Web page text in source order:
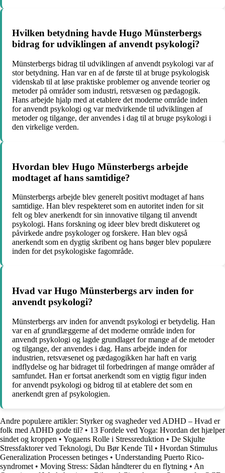
Hvilken betydning havde Hugo Münsterbergs
bidrag for udviklingen af anvendt psykologi?
Münsterbergs bidrag til udviklingen af anvendt psykologi var af
stor betydning. Han var en af de første til at bruge psykologisk
videnskab til at løse praktiske problemer og anvende teorier og
metoder på områder som industri, retsvæsen og pædagogik.
Hans arbejde hjalp med at etablere det moderne område inden
for anvendt psykologi og var medvirkende til udviklingen af
metoder og tilgange, der anvendes i dag til at bruge psykologi i
den virkelige verden.
Hvordan blev Hugo Münsterbergs arbejde
modtaget af hans samtidige?
Münsterbergs arbejde blev generelt positivt modtaget af hans
samtidige. Han blev respekteret som en autoritet inden for sit
felt og blev anerkendt for sin innovative tilgang til anvendt
psykologi. Hans forskning og ideer blev bredt diskuteret og
påvirkede andre psykologer og forskere. Han blev også
anerkendt som en dygtig skribent og hans bøger blev populære
inden for det psykologiske fagområde.
Hvad var Hugo Münsterbergs arv inden for
anvendt psykologi?
Münsterbergs arv inden for anvendt psykologi er betydelig. Han
var en af grundlæggerne af det moderne område inden for
anvendt psykologi og lagde grundlaget for mange af de metoder
og tilgange, der anvendes i dag. Hans arbejde inden for
industrien, retsvæsenet og pædagogikken har haft en varig
indflydelse og har bidraget til forbedringen af ​​mange områder af
samfundet. Han er fortsat anerkendt som en vigtig figur inden
for anvendt psykologi og bidrog til at etablere det som en
anerkendt gren af ​​psykologien.
Andre populære artikler: Styrker og svagheder ved ADHD – Hvad er
folk med ADHD gode til? • 13 Fordele ved Yoga: Hvordan det hjælper
sindet og kroppen • Yogaens Rolle i Stressreduktion • De Skjulte
Stressfaktorer ved Teknologi, Du Bør Kende Til • Hvordan Stimulus
Generalization Processen betinges • Understanding Puerto Rico-
syndromet • Moving Stress: Sådan håndterer du en flytning • An